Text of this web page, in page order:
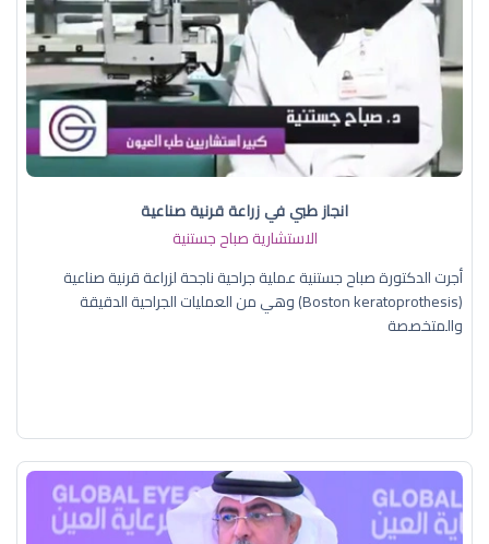
انجاز طبي في زراعة قرنية صناعية
الاستشارية صباح جستنية
أجرت الدكتورة صباح جستنية عملية جراحية ناجحة لزراعة قرنية صناعية
(Boston keratoprothesis) وهي من العمليات الجراحية الدقيقة
والمتخصصة